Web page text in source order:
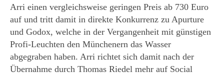
Arri einen vergleichsweise geringen Preis ab 730 Euro
auf und tritt damit in direkte Konkurrenz zu Apurture
und Godox, welche in der Vergangenheit mit günstigen
Profi-Leuchten den Münchenern das Wasser
abgegraben haben. Arri richtet sich damit nach der
Übernahme durch Thomas Riedel mehr auf Social